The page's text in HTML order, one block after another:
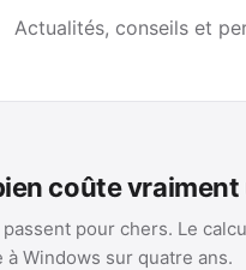
Actualités, conseils et
coûte vraiment
passent pour chers. Le
à Windows sur quatre ans.